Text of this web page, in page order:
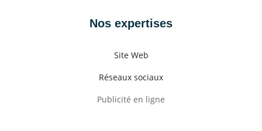
Nos expertises
Site Web
Réseaux sociaux
Publicité en ligne